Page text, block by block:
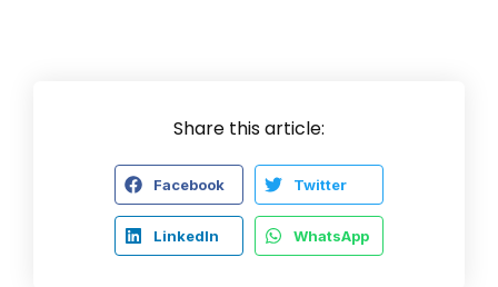
Share this article:
Facebook Twitter
LinkedIn WhatsApp